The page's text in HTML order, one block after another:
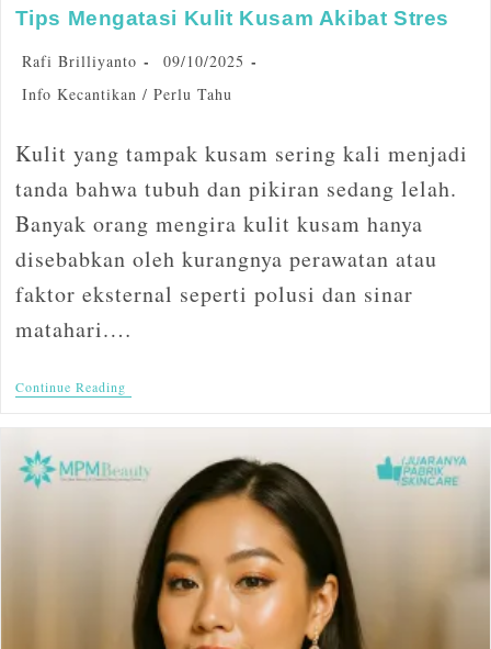
Tips Mengatasi Kulit Kusam Akibat Stres
Rafi Brilliyanto
09/10/2025
Info Kecantikan / Perlu Tahu
Kulit yang tampak kusam sering kali menjadi
tanda bahwa tubuh dan pikiran sedang lelah.
Banyak orang mengira kulit kusam hanya
disebabkan oleh kurangnya perawatan atau
faktor eksternal seperti polusi dan sinar
matahari.…
Continue Reading